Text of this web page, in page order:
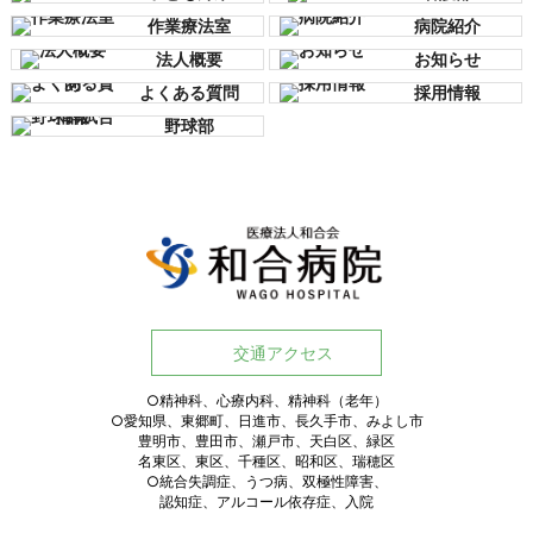
作業療法室
病院紹介
法人概要
お知らせ
よくある質問
採用情報
野球部
交通アクセス
○精神科、心療内科、精神科（老年）
○愛知県、東郷町、日進市、長久手市、みよし市
豊明市、豊田市、瀬戸市、天白区、緑区
名東区、東区、千種区、昭和区、瑞穂区
○統合失調症、うつ病、双極性障害、
認知症、アルコール依存症、入院